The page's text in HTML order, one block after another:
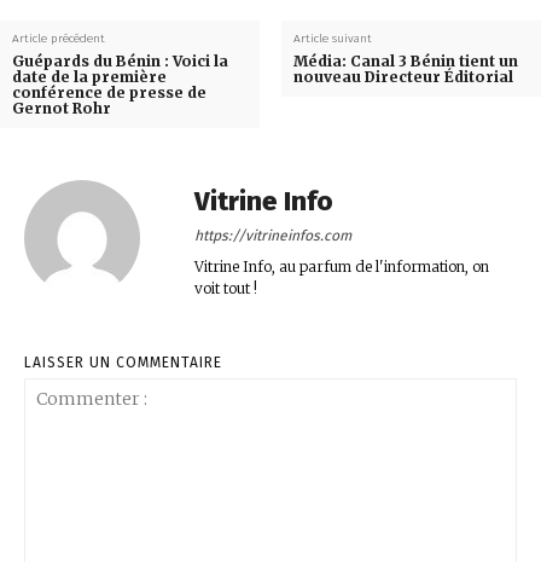
Article précédent
Guépards du Bénin : Voici la
date de la première
conférence de presse de
Gernot Rohr
Article suivant
Média: Canal 3 Bénin tient un
nouveau Directeur Éditorial
Vitrine Info
https://vitrineinfos.com
Vitrine Info, au parfum de l'information, on
voit tout !
LAISSER UN COMMENTAIRE